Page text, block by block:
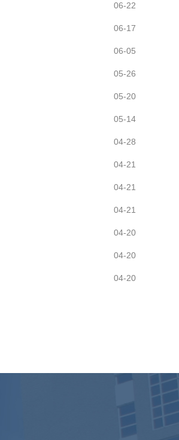
06-22
06-17
06-05
05-26
05-20
05-14
04-28
04-21
04-21
04-21
04-20
04-20
04-20